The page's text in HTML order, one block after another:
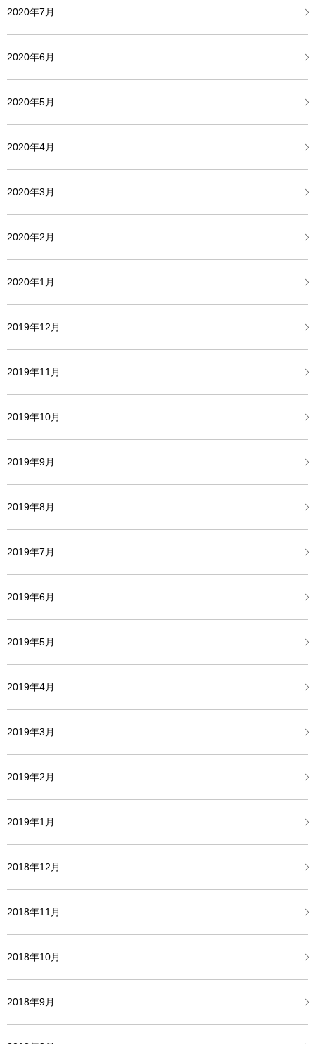
2020年7月
2020年6月
2020年5月
2020年4月
2020年3月
2020年2月
2020年1月
2019年12月
2019年11月
2019年10月
2019年9月
2019年8月
2019年7月
2019年6月
2019年5月
2019年4月
2019年3月
2019年2月
2019年1月
2018年12月
2018年11月
2018年10月
2018年9月